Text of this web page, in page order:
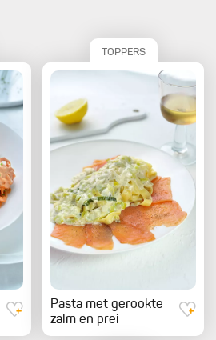
TOPPERS
Pasta met gerookte
zalm en prei